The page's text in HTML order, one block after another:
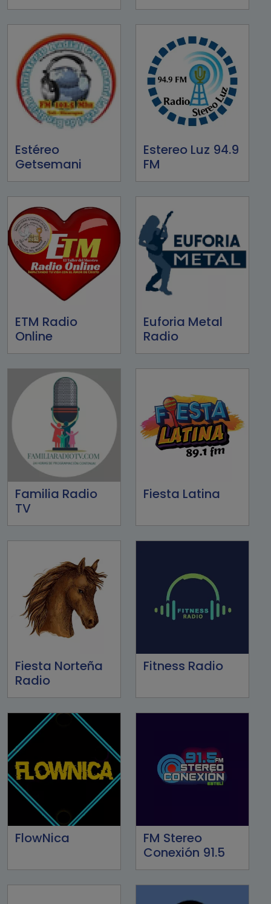
Estéreo
Getsemani
Estereo Luz 94.9
FM
ETM Radio
Online
Euforia Metal
Radio
Familia Radio
TV
Fiesta Latina
Fiesta Norteña
Radio
Fitness Radio
FlowNica
FM Stereo
Conexión 91.5